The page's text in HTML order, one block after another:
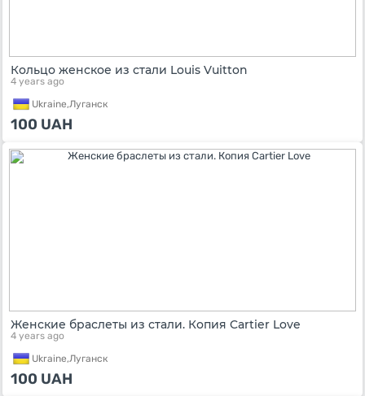
Кольцо женское из стали Louis Vuitton
4 years ago
Ukraine,Луганск
100 UAH
Женские браслеты из стали. Копия Cartier Love
4 years ago
Ukraine,Луганск
100 UAH